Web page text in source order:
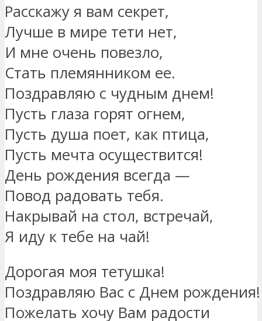
Расскажу я вам секрет,
Лучше в мире тети нет,
И мне очень повезло,
Стать племянником ее.
Поздравляю с чудным днем!
Пусть глаза горят огнем,
Пусть душа поет, как птица,
Пусть мечта осуществится!
День рождения всегда —
Повод радовать тебя.
Накрывай на стол, встречай,
Я иду к тебе на чай!
Дорогая моя тетушка!
Поздравляю Вас с Днем рождения!
Пожелать хочу Вам радости